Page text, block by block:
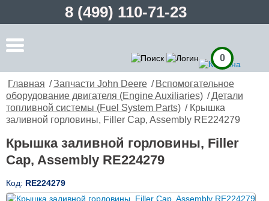
8 (499) 110-71-23
0
Главная /Запчасти John Deere / Вспомогательное
оборудование двигателя (Engine Auxiliaries) /Детали
топливной системы (Fuel System Parts) / Крышка
заливной горловины, Filler Cap, Assembly RE224279
Крышка заливной горловины, Filler
Cap, Assembly RE224279
Код: RE224279